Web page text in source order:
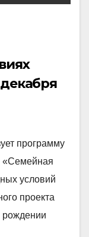
программу
«Семейная
условий
проекта
рождении